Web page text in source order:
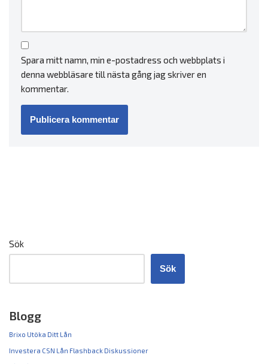
Spara mitt namn, min e-postadress och webbplats i
denna webbläsare till nästa gång jag skriver en
kommentar.
Sök
Sök
Blogg
Brixo Utöka Ditt Lån
Investera CSN Lån Flashback Diskussioner